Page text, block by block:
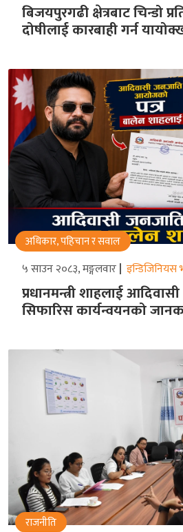
बिजयपुरगढी क्षेत्रबाट चिन्डो
दोषीलाई कारबाही गर्न
अधिकार, पहिचान र सवाल
५ साउन २०८३, मङ्गलवार इन्डिजिनियस
प्रधानमन्त्री शाहलाई
सिफारिस कार्यन्वयनको
राजनीति